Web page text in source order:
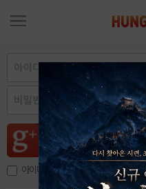
아이디, 이메일 저장